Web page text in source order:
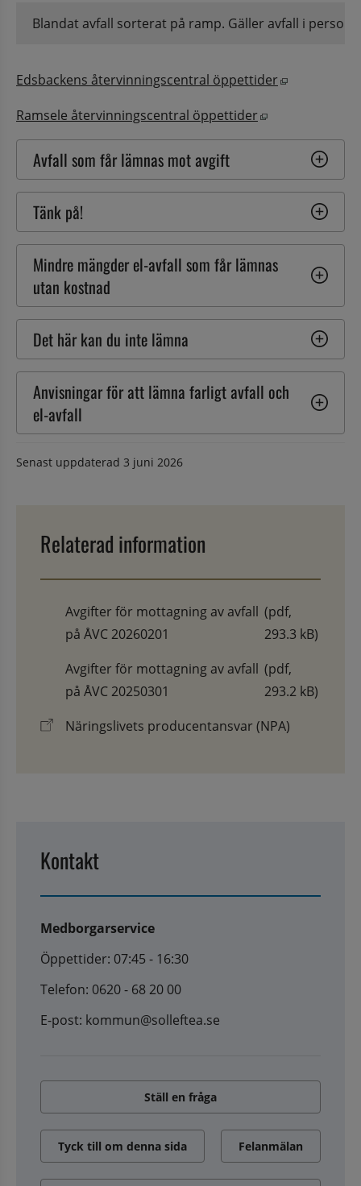
Blandat avfall sorterat på ramp. Gäller avfall i
Edsbackens återvinningscentral öppettider
Ramsele återvinningscentral öppettider
Avfall som får lämnas mot avgift
Tänk på!
Mindre mängder el-avfall som får lämnas
utan kostnad
Det här kan du inte lämna
Anvisningar för att lämna farligt avfall och
el-avfall
Senast uppdaterad 3 juni 2026
Relaterad information
Avgifter för mottagning av avfall
på ÅVC 20260201
(pdf,
293.3 kB)
Avgifter för mottagning av avfall
på ÅVC 20250301
(pdf,
293.2 kB)
Näringslivets producentansvar (NPA)
Kontakt
Medborgarservice
Öppettider: 07:45 - 16:30
Telefon: 0620 - 68 20 00
E-post: kommun@solleftea.se
Ställ en fråga
Tyck till om denna sida Felanmälan